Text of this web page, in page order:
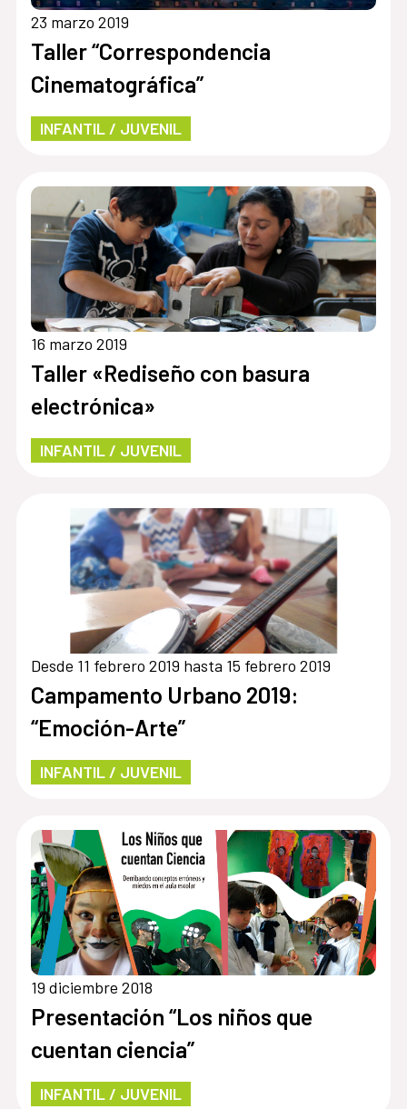
23 marzo 2019
Taller “Correspondencia
Cinematográfica”
INFANTIL / JUVENIL
16 marzo 2019
Taller «Rediseño con basura
electrónica»
INFANTIL / JUVENIL
Desde 11 febrero 2019 hasta 15 febrero 2019
Campamento Urbano 2019:
“Emoción-Arte”
INFANTIL / JUVENIL
19 diciembre 2018
Presentación “Los niños que
cuentan ciencia”
INFANTIL / JUVENIL